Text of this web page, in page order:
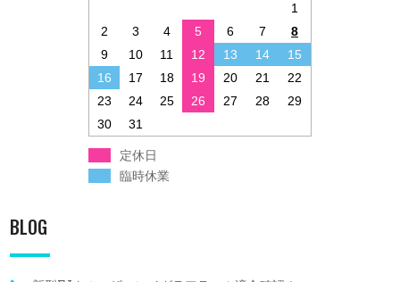
1
2
3 4 5 6 7
8
9
10 11 12 13 14
15
16
17 18 19 20 21
22
23
24 25 26 27 28
29
30
31
定休日
臨時休業
BLOG